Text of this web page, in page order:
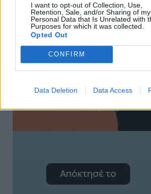
I want to opt-out of Collection, Use,
Retention, Sale, and/or Sharing of my
Personal Data that Is Unrelated with
Purposes for which it was collected.
Opted Out
CONFIRM
Data Deletion Data Access